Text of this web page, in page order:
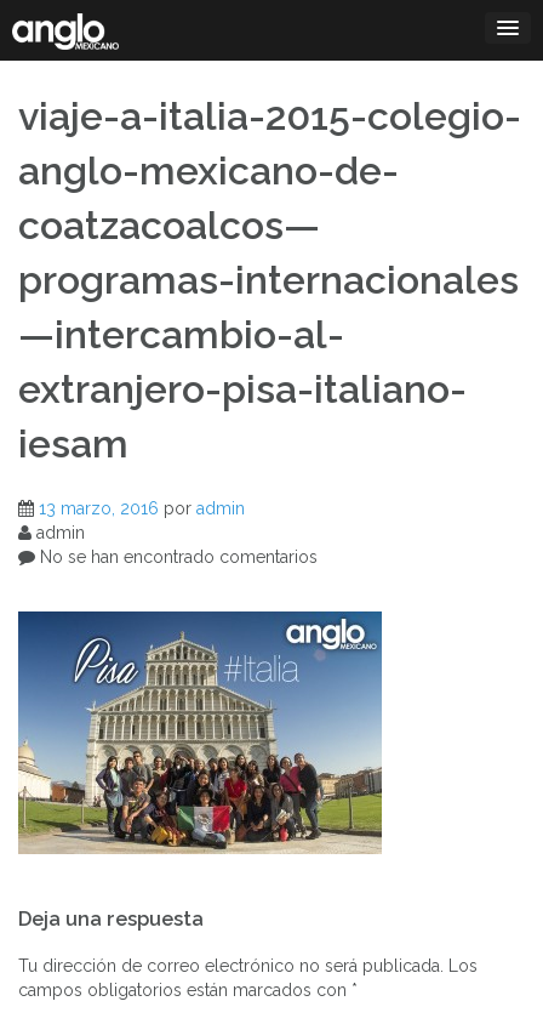
contenido
viaje-a-italia-2015-colegio-
anglo-mexicano-de-
coatzacoalcos—
programas-internacionales
—intercambio-al-
extranjero-pisa-italiano-
iesam
13 marzo, 2016 por admin
admin
No se han encontrado comentarios
de
entradas
Deja una respuesta
Tu dirección de correo electrónico no será publicada. Los
campos obligatorios están marcados con *